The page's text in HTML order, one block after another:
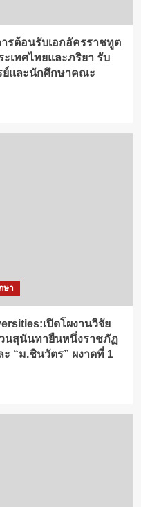
รต้อนรับเอกอัครราชทูต
เทศไทยและภริยา รับ
ย์และนักศึกษาคณะ
ษา
เปิดโผงานวิจัย
นสุนันทายืนหนึ่งราชภัฏ
“ม.ชินวัตร” ผงาดที่ 1